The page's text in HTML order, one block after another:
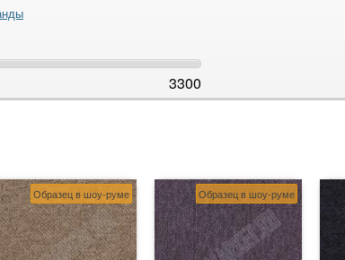
3300
Образец в шоу-руме Образец в шоу-руме